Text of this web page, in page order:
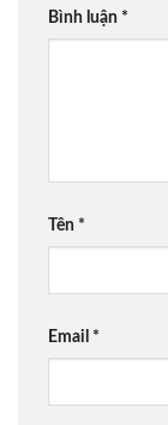
Bình luận *
Tên *
Email *